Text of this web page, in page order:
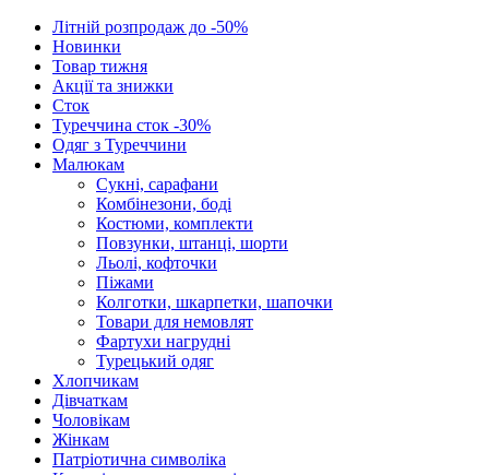
Літній розпродаж до -50%
Новинки
Товар тижня
Акції та знижки
Сток
Туреччина сток -30%
Одяг з Туреччини
Малюкам
Сукні, сарафани
Комбінезони, боді
Костюми, комплекти
Повзунки, штанці, шорти
Льолі, кофточки
Піжами
Колготки, шкарпетки, шапочки
Товари для немовлят
Фартухи нагрудні
Турецький одяг
Хлопчикам
Дівчаткам
Чоловікам
Жінкам
Патріотична символіка